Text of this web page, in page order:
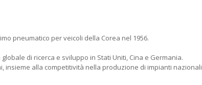
pneumatico per veicoli della Corea nel 1956.
di ricerca e sviluppo in Stati Uniti, Cina e Germania.
alla competitività nella produzione di impianti